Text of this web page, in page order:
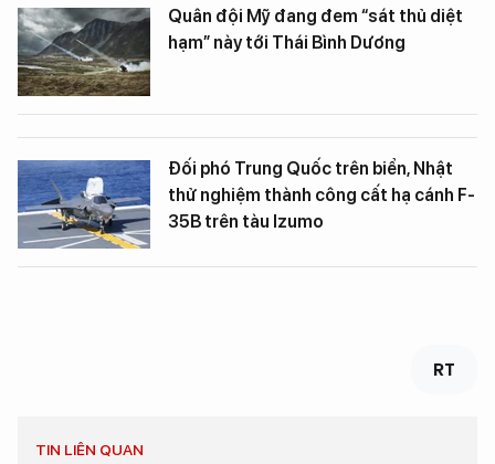
Quân đội Mỹ đang đem “sát thủ diệt
hạm” này tới Thái Bình Dương
Đối phó Trung Quốc trên biển, Nhật
thử nghiệm thành công cất hạ cánh F-
35B trên tàu Izumo
RT
TIN LIÊN QUAN